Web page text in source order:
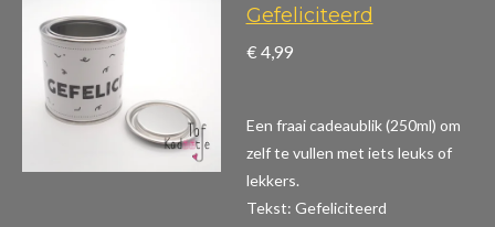
Gefeliciteerd
€ 4,99
Een fraai cadeaublik (250ml) om
zelf te vullen met iets leuks of
lekkers.
Tekst: Gefeliciteerd